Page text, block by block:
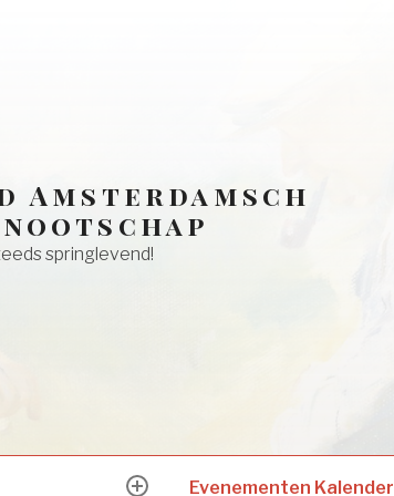
Amsterdamsch
springlevend!
Evenementen Kalender